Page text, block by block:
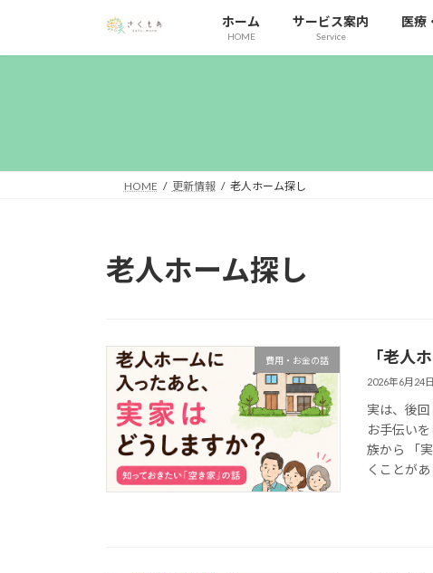
テ
ゲ
ホーム
HOME
サービス案内
Service
医療
HOME 更新情報 老人ホーム探し
老人ホーム探し
費用・お金の話 「老人
2026年6月24日
実は、後
お手伝い
族から 「
くことが